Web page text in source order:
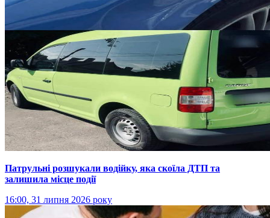
Патрульні розшукали водійку, яка скоїла ДТП та
залишила місце події
16:00, 31 липня 2026 року